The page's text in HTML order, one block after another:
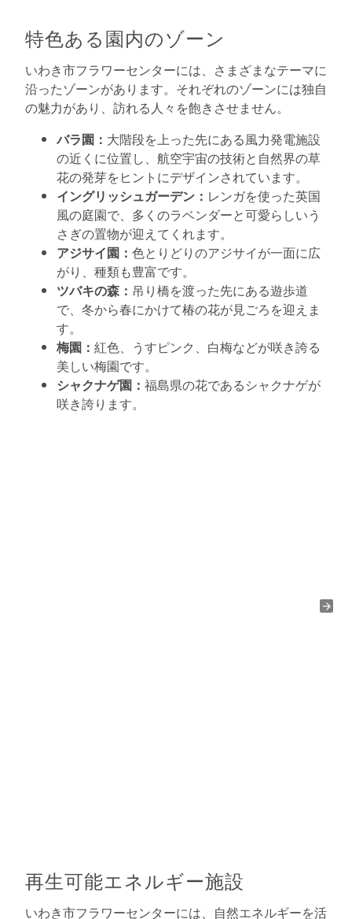
特色ある園内のゾーン
いわき市フラワーセンターには、さまざまなテーマに
沿ったゾーンがあります。それぞれのゾーンには独自
の魅力があり、訪れる人々を飽きさせません。
バラ園： 大階段を上った先にある風力発電施設
の近くに位置し、航空宇宙の技術と自然界の草
花の発芽をヒントにデザインされています。
イングリッシュガーデン： レンガを使った英国
風の庭園で、多くのラベンダーと可愛らしいう
さぎの置物が迎えてくれます。
アジサイ園： 色とりどりのアジサイが一面に広
がり、種類も豊富です。
ツバキの森： 吊り橋を渡った先にある遊歩道
で、冬から春にかけて椿の花が見ごろを迎えま
す。
梅園： 紅色、うすピンク、白梅などが咲き誇る
美しい梅園です。
シャクナゲ園： 福島県の花であるシャクナゲが
咲き誇ります。
再生可能エネルギー施設
いわき市フラワーセンターには、自然エネルギーを活